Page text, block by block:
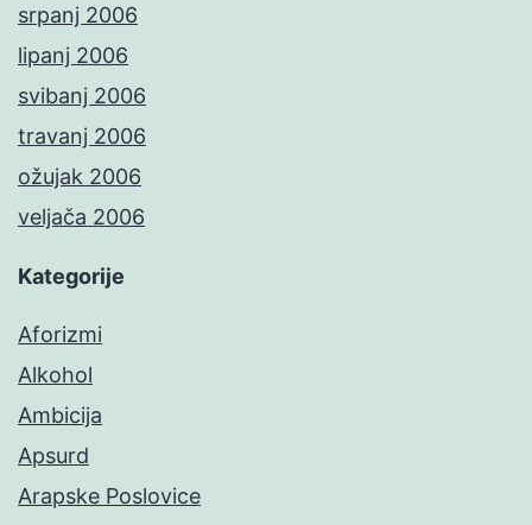
srpanj 2006
lipanj 2006
svibanj 2006
travanj 2006
ožujak 2006
veljača 2006
Kategorije
Aforizmi
Alkohol
Ambicija
Apsurd
Arapske Poslovice